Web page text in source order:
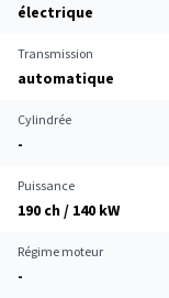
électrique
Transmission
automatique
Cylindrée
-
Puissance
190 ch / 140 kW
Régime moteur
-